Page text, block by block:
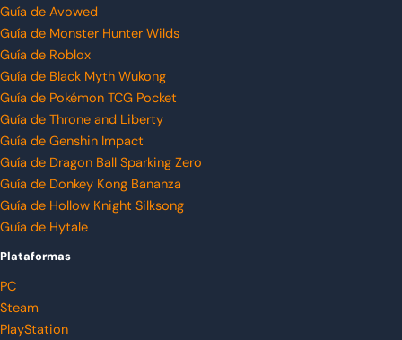
Guía de Avowed
Guía de Monster Hunter Wilds
Guía de Roblox
Guía de Black Myth Wukong
Guía de Pokémon TCG Pocket
Guía de Throne and Liberty
Guía de Genshin Impact
Guía de Dragon Ball Sparking Zero
Guía de Donkey Kong Bananza
Guía de Hollow Knight Silksong
Guía de Hytale
Plataformas
PC
Steam
PlayStation